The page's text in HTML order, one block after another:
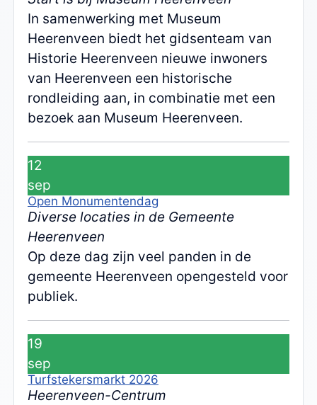
In samenwerking met Museum
Heerenveen biedt het gidsenteam van
Historie Heerenveen nieuwe inwoners
van Heerenveen een historische
rondleiding aan, in combinatie met een
bezoek aan Museum Heerenveen.
12
sep
Open Monumentendag
Diverse locaties in de Gemeente
Heerenveen
Op deze dag zijn veel panden in de
gemeente Heerenveen opengesteld voor
publiek.
19
sep
Turfstekersmarkt 2026
Heerenveen-Centrum